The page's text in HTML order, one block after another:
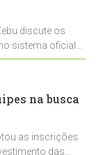
discute os
sistema oficial
na
na busca
as inscrições
das